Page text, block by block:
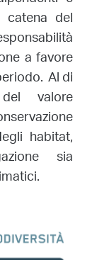
del
a favore
Al di
valore
habitat,
sia